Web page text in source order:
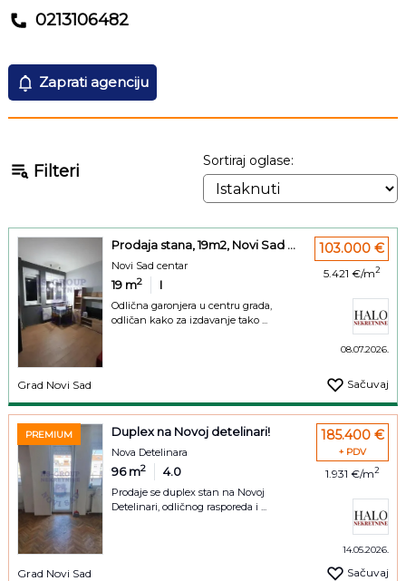
0213106482
Zaprati agenciju
Filteri
Sortiraj oglase:
Prodaja stana, 19m2, Novi Sad ...
Novi Sad centar
19 m2 I
Odlična garonjera u centru grada,
odličan kako za izdavanje tako ...
103.000 €
5.421 €/m2
08.07.2026.
Grad Novi Sad Sačuvaj
PREMIUM Duplex na Novoj detelinari!
Nova Detelinara
96m2 4.0
Prodaje se duplex stan na Novoj
Detelinari, odličnog rasporeda i ...
185.400 €
+ PDV
1.931 €/m2
14.05.2026.
Grad Novi Sad Sačuvaj